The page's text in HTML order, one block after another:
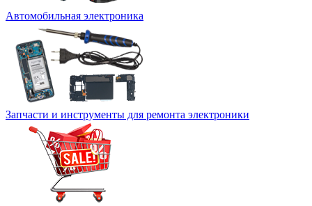
Автомобильная электроника
Запчасти и инструменты для ремонта электроники